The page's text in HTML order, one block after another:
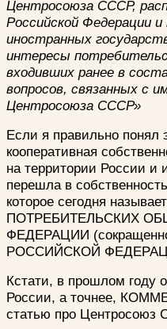
Центросоюза СССР,
Российской Федерации
иностранных
интересы
входивших ранее в
вопросов, связанных с
Центросоюза СССР»
Если я правильно понял
кооперативная
на территории России и
перешла в
которое сегодня
ПОТРЕБИТЕЛЬСКИХ
ФЕДЕРАЦИИ
РОССИЙСКОЙ
Кстати, в прошлом году
России, а точнее,
статью про Центросоюз